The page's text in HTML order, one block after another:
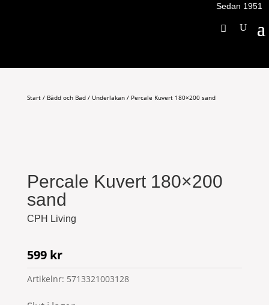
Sedan 1951
Start/ Bädd och Bad/ Underlakan/ Percale Kuvert 180×200 sand
Percale Kuvert 180×200
sand
CPH Living
599 kr
Artikelnr: 5713321003128